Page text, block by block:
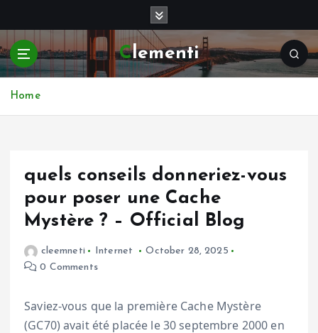
p
t
Clementi
Home
quels conseils donneriez-vous
pour poser une Cache
Mystère ? – Official Blog
cleemneti Internet
October 28, 2025
0 Comments
Saviez-vous que la première Cache Mystère
(GC70) avait été placée le 30 septembre 2000 en